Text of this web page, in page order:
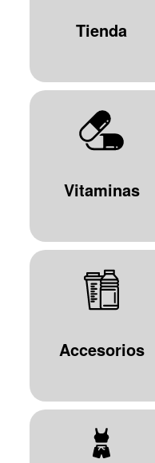
Tienda
Vitaminas
Accesorios